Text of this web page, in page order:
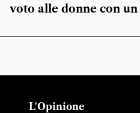
voto alle donne con
L'Opinione